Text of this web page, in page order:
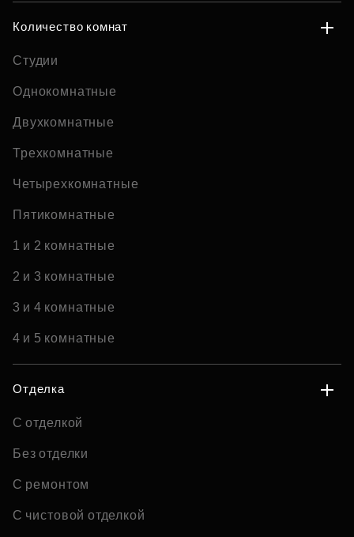
Количество комнат
Студии
Однокомнатные
Двухкомнатные
Трехкомнатные
Четырехкомнатные
Пятикомнатные
1 и 2 комнатные
2 и 3 комнатные
3 и 4 комнатные
4 и 5 комнатные
Отделка
С отделкой
Без отделки
С ремонтом
С чистовой отделкой